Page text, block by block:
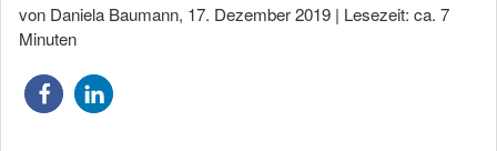
von Daniela Baumann, 17. Dezember 2019 | Lesezeit: ca. 7
Minuten